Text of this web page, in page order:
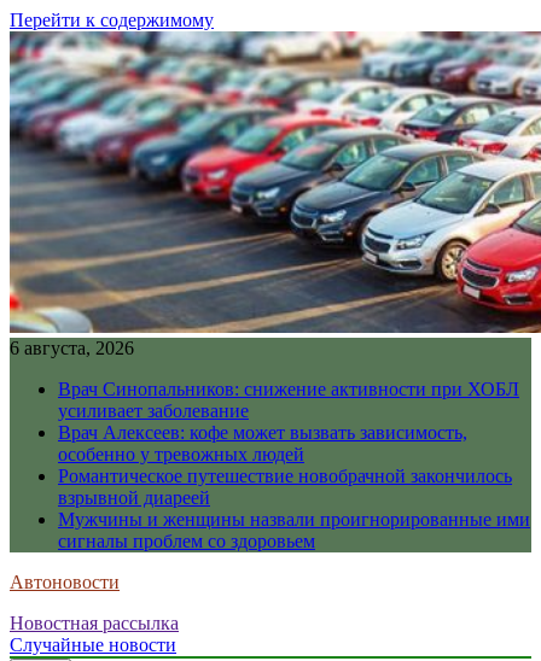
Перейти к содержимому
6 августа, 2026
Врач Синопальников: снижение активности при ХОБЛ
усиливает заболевание
Врач Алексеев: кофе может вызвать зависимость,
особенно у тревожных людей
Романтическое путешествие новобрачной закончилось
взрывной диареей
Мужчины и женщины назвали проигнорированные ими
сигналы проблем со здоровьем
Автоновости
Новостная рассылка
Случайные новости